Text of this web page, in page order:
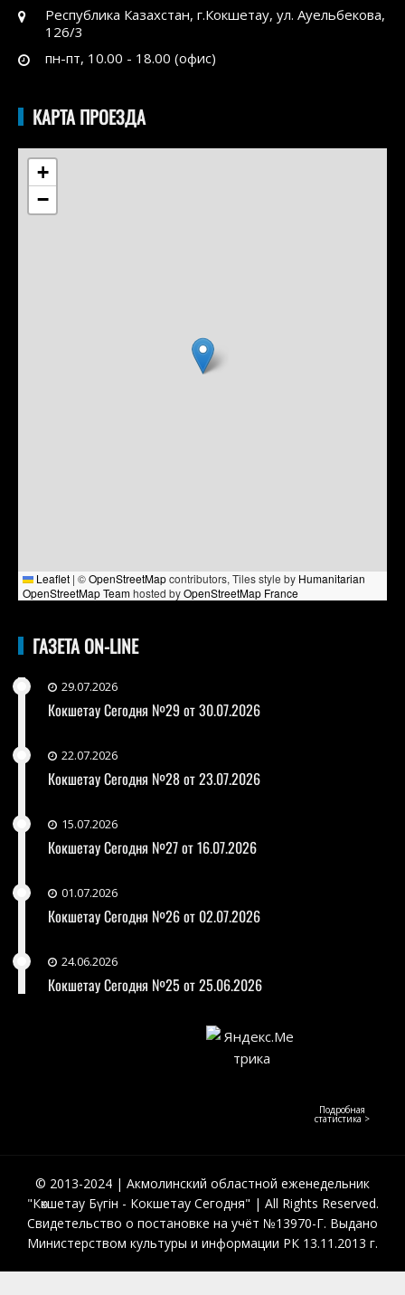
Республика Казахстан, г.Кокшетау, ул. Ауельбекова,
126/3
пн-пт, 10.00 - 18.00 (офис)
КАРТА ПРОЕЗДА
+
−
Leaflet | ©OpenStreetMapcontributors, Tiles style by Humanitarian
OpenStreetMap Teamhosted byOpenStreetMap France
ГАЗЕТА ON-LINE
29.07.2026
Кокшетау Сегодня №29 от 30.07.2026
22.07.2026
Кокшетау Сегодня №28 от 23.07.2026
15.07.2026
Кокшетау Сегодня №27 от 16.07.2026
01.07.2026
Кокшетау Сегодня №26 от 02.07.2026
24.06.2026
Кокшетау Сегодня №25 от 25.06.2026
Подробная
статистика >
© 2013-2024 | Акмолинский областной еженедельник
"Көкшетау Бүгін - Кокшетау Сегодня" | All Rights Reserved.
Свидетельство о постановке на учёт №13970-Г. Выдано
Министерством культуры и информации РК 13.11.2013 г.